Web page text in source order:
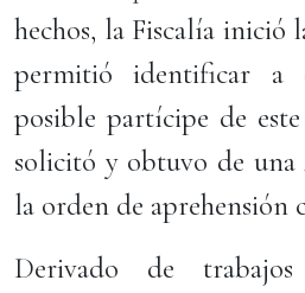
hechos, la Fiscalía inició
permitió identificar a
posible partícipe de
solicitó y obtuvo de
la orden de aprehensión
Derivado de